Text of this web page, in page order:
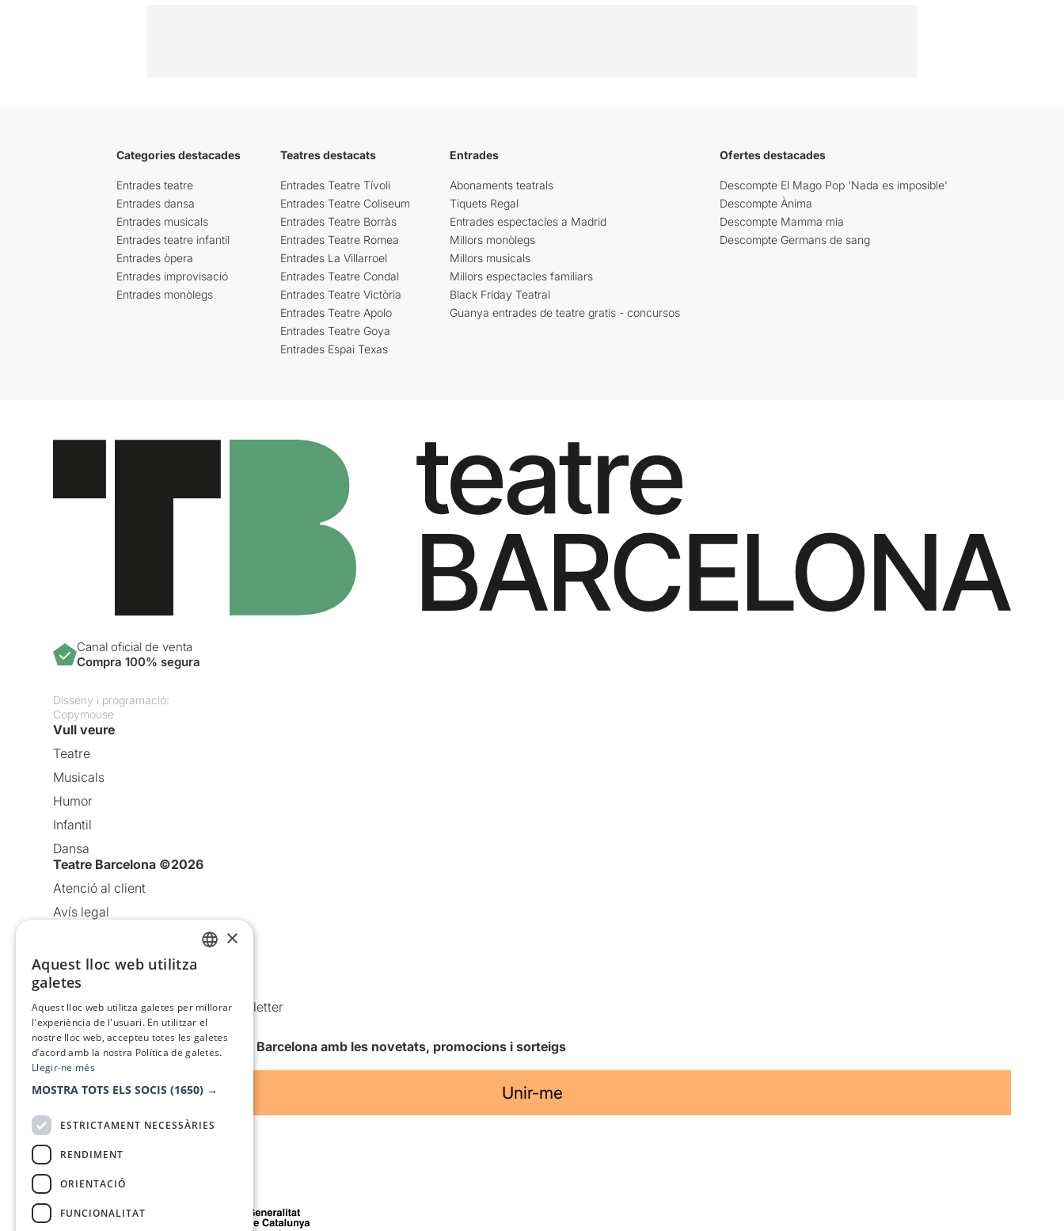
Categories destacades
Entrades teatre
Entrades dansa
Entrades musicals
Entrades teatre infantil
Entrades òpera
Entrades improvisació
Entrades monòlegs
Teatres destacats
Entrades Teatre Tívoli
Entrades Teatre Coliseum
Entrades Teatre Borràs
Entrades Teatre Romea
Entrades La Villarroel
Entrades Teatre Condal
Entrades Teatre Victòria
Entrades Teatre Apolo
Entrades Teatre Goya
Entrades Espai Texas
Entrades
Abonaments teatrals
Tiquets Regal
Entrades espectacles a Madrid
Millors monòlegs
Millors musicals
Millors espectacles familiars
Black Friday Teatral
Guanya entrades de teatre gratis - concursos
Ofertes destacades
Descompte El Mago Pop 'Nada es imposible'
Descompte Ànima
Descompte Mamma mia
Descompte Germans de sang
Canal oficial de venta
Compra 100% segura
Disseny i programació:
Copymouse
Vull veure
Teatre
Musicals
Humor
Infantil
Dansa
Teatre Barcelona ©2026
Atenció al client
Avís legal
Política de cookies
Condicions d’ús
Comunicacions comercials i Newsletter
Anuncia’t
Vull rebre la newsletter de Teatre Barcelona amb les novetats, promocions i sorteigs
Unir-me
Amb el suport de
×
Aquest lloc web utilitza
galetes
Aquest lloc web utilitza galetes per millorar
l'experiència de l'usuari. En utilitzar el
nostre lloc web, accepteu totes les galetes
d’acord amb la nostra Política de galetes.
Llegir-ne més
MOSTRA TOTS ELS SOCIS (1650) →
ESTRICTAMENT NECESSÀRIES
RENDIMENT
ORIENTACIÓ
FUNCIONALITAT